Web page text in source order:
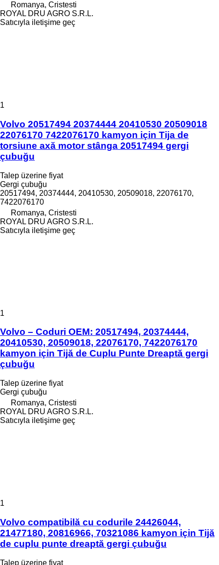
Romanya, Cristesti
ROYAL DRU AGRO S.R.L.
Satıcıyla iletişime geç
1
Volvo 20517494 20374444 20410530 20509018
22076170 7422076170 kamyon için Tija de
torsiune axă motor stânga 20517494 gergi
çubuğu
Talep üzerine fiyat
Gergi çubuğu
20517494, 20374444, 20410530, 20509018, 22076170,
7422076170
Romanya, Cristesti
ROYAL DRU AGRO S.R.L.
Satıcıyla iletişime geç
1
Volvo – Coduri OEM: 20517494, 20374444,
20410530, 20509018, 22076170, 7422076170
kamyon için Tijă de Cuplu Punte Dreaptă gergi
çubuğu
Talep üzerine fiyat
Gergi çubuğu
Romanya, Cristesti
ROYAL DRU AGRO S.R.L.
Satıcıyla iletişime geç
1
Volvo compatibilă cu codurile 24426044,
21477180, 20816966, 70321086 kamyon için Tijă
de cuplu punte dreaptă gergi çubuğu
Talep üzerine fiyat